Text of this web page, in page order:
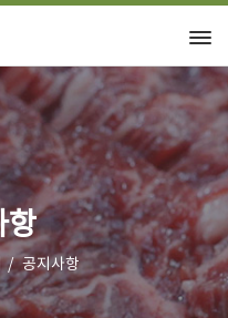
항
공지사항